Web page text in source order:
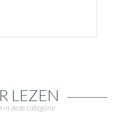
LEZEN
in deze categorie